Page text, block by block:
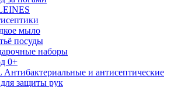
мыло
посуды
наборы
0+
и антисептические
для защиты рук